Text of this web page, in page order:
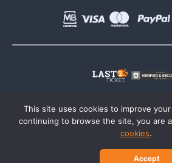
This site uses cookies to improve
continuing to browse the site, you are
cookies.
Accept